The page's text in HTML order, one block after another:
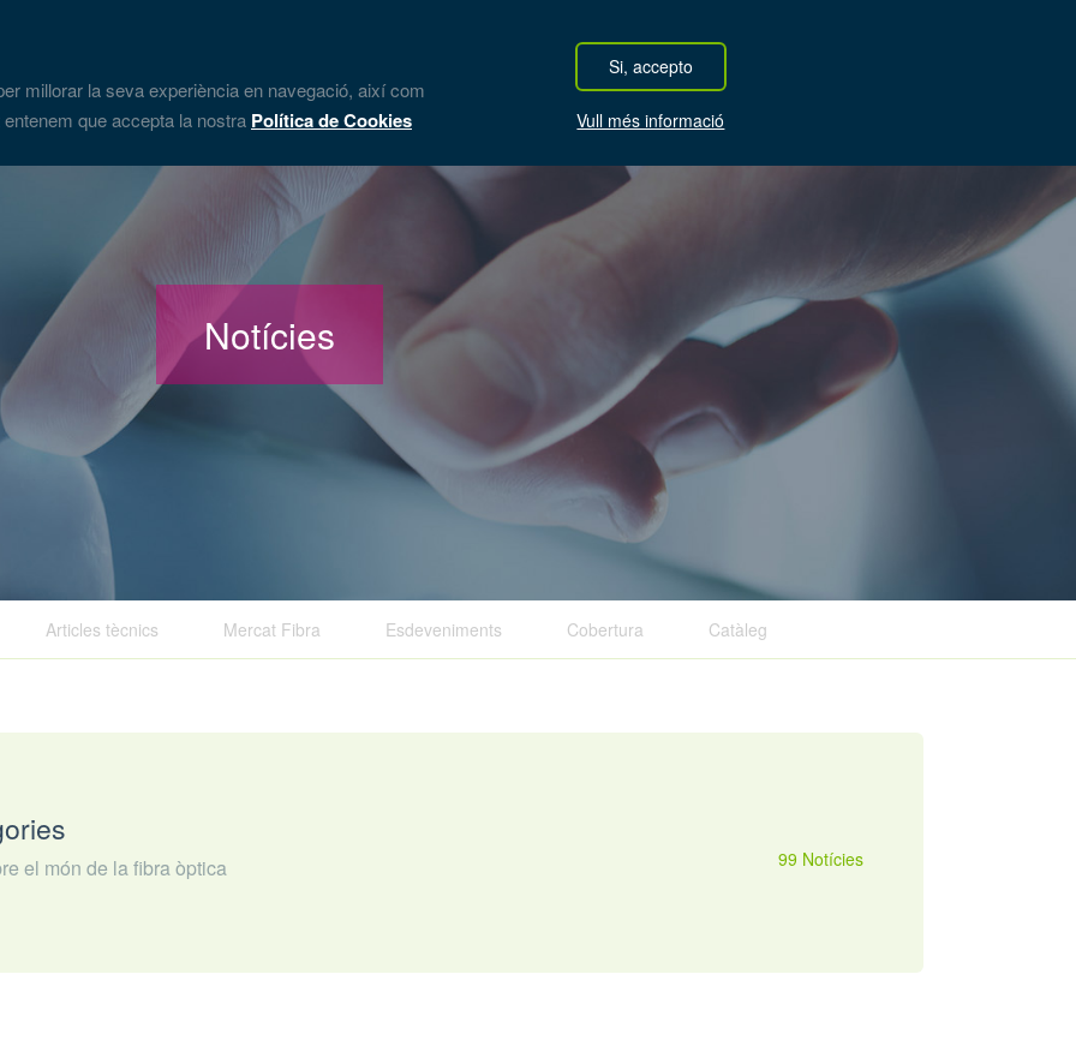
millorar la seva experiència en navegació, així com
que accepta la nostra Política de Cookies
Si, accepto
Vull més informació
Articles tècnics Mercat Fibra Esdeveniments Cobertura Catàleg
Articles tècnics Mercat Fibra Esdeveniments Cobertura Catàleg
Sobre XOC Notícies
Notícies
el món de la fibra òptica 99 Notícies